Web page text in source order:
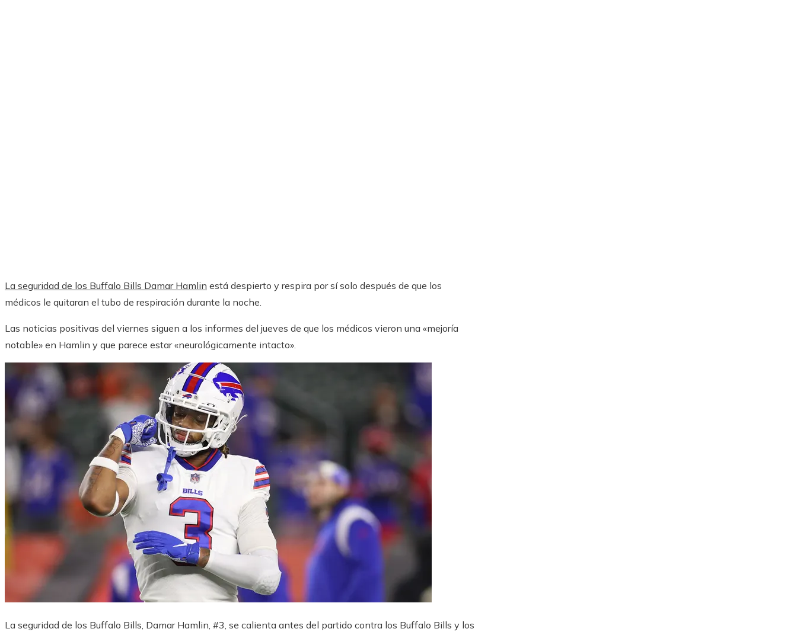
La seguridad de los Buffalo Bills Damar Hamlin está despierto y respira por sí solo después de que los
médicos le quitaran el tubo de respiración durante la noche.
Las noticias positivas del viernes siguen a los informes del jueves de que los médicos vieron una «mejoría
notable» en Hamlin y que parece estar «neurológicamente intacto».
La seguridad de los Buffalo Bills, Damar Hamlin, #3, se calienta antes del partido contra los Buffalo Bills y los